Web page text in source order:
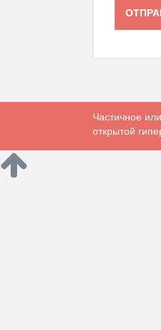
Частичное
открытой